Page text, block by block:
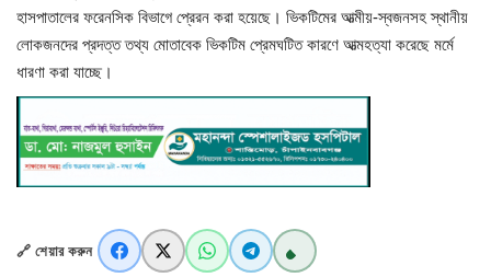
জাতীয়
আন্তর্জাতিক
সারাদেশ
লাইফ স্টাইল
হাসপাতালের ফরেনসিক বিভাগে প্রেরন করা হয়েছে। ভিকটিমের আত্মীয়-স্বজনসহ স্থানীয়
লোকজনদের প্রদত্ত তথ্য মোতাবেক ভিকটিম প্রেমঘটিত কারণে আত্মহত্যা করেছে মর্মে
ধারণা করা যাচ্ছে।
🔗 শেয়ার করুন